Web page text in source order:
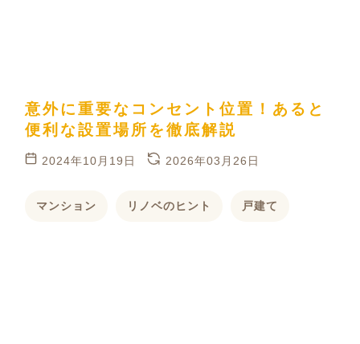
意外に重要なコンセント位置！あると
便利な設置場所を徹底解説
2024年10月19日 2026年03月26日
マンション リノベのヒント 戸建て